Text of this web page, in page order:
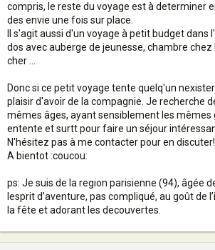
compris, le reste du voyage est à determiner
des envie une fois sur place.
Il s'agit aussi d'un voyage à petit budget dans
dos avec auberge de jeunesse, chambre
cher ...
Donc si ce petit voyage tente quelq'un
plaisir d'avoir de la compagnie. Je recherche
mêmes âges, ayant sensiblement les mêmes
entente et surtt pour faire un séjour
N'hésitez pas à me contacter pour en discuter!
A bientot :coucou:
ps: Je suis de la region parisienne (94), âgée
lesprit d’aventure, pas compliqué, au goût de
la fête et adorant les decouvertes.